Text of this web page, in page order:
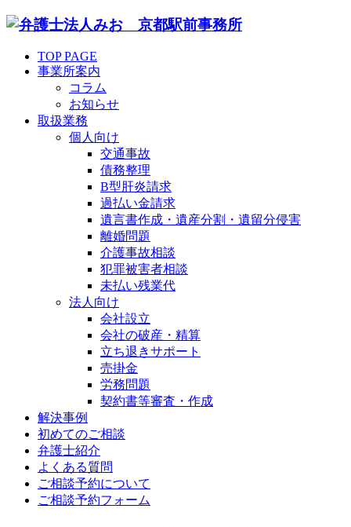
TOP PAGE
事業所案内
コラム
お知らせ
取扱業務
個人向け
交通事故
債務整理
B型肝炎請求
過払い金請求
遺言書作成・遺産分割・遺留分侵害
離婚問題
介護事故相談
犯罪被害者相談
未払い残業代
法人向け
会社設立
会社の破産・精算
立ち退きサポート
売掛金
労務問題
契約書等審査・作成
解決事例
初めてのご相談
弁護士紹介
よくある質問
ご相談予約について
ご相談予約フォーム